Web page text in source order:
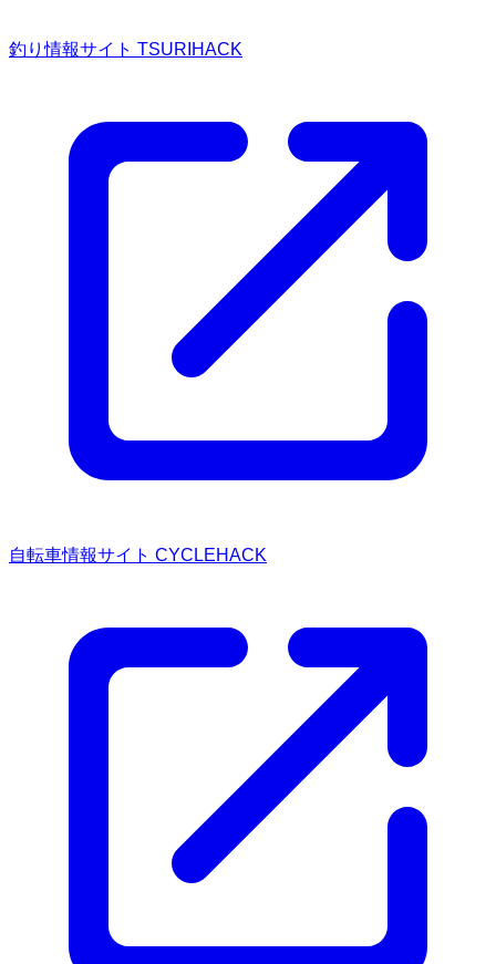
釣り情報サイト TSURIHACK
自転車情報サイト CYCLEHACK